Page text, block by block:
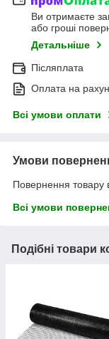
Ви отримаєте
або гроші
Детальніше
Післяплата
Оплата на
Всі умови оплати
Умови
Повернення товару
Всі умови
Подібні товари